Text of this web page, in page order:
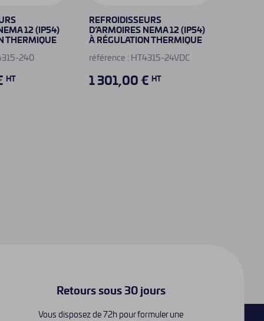
12 (IP54)
THERMIQUE
240
HT
REFROIDISSEURS
D’ARMOIRES NEMA 12 (IP54)
À RÉGULATION THERMIQUE
référence : HT4315-24VDC
1 301,00 € HT
Retours sous 30 jours
Vous disposez de 72h pour formuler une